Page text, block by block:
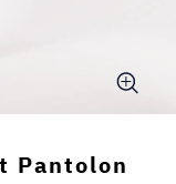
Pantolon